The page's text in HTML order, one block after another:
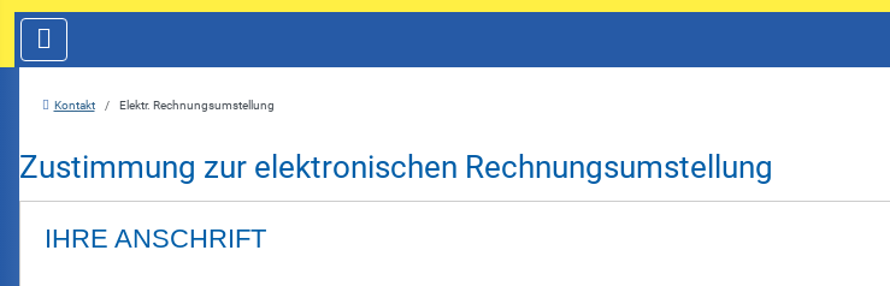
Kontakt Elektr. Rechnungsumstellung
Zustimmung zur elektronischen Rechnungsumstellung
IHRE ANSCHRIFT